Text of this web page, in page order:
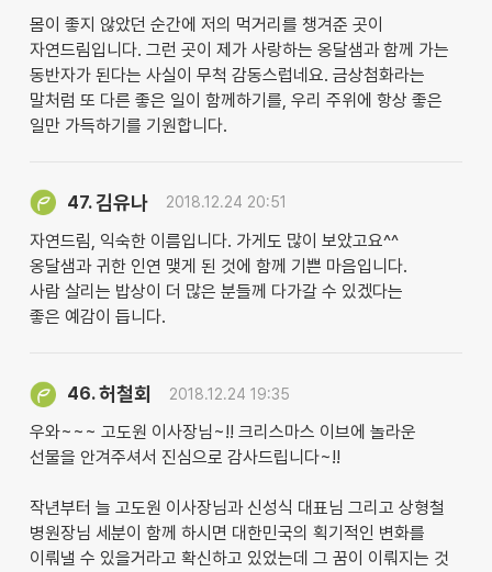
몸이 좋지 않았던 순간에 저의 먹거리를 챙겨준 곳이
자연드림입니다. 그런 곳이 제가 사랑하는 옹달샘과 함께 가는
동반자가 된다는 사실이 무척 감동스럽네요. 금상첨화라는
말처럼 또 다른 좋은 일이 함께하기를, 우리 주위에 항상 좋은
일만 가득하기를 기원합니다.
47.김유나 2018.12.24 20:51
자연드림, 익숙한 이름입니다. 가게도 많이 보았고요^^
옹달샘과 귀한 인연 맺게 된 것에 함께 기쁜 마음입니다.
사람 살리는 밥상이 더 많은 분들께 다가갈 수 있겠다는
좋은 예감이 듭니다.
46.허철회 2018.12.24 19:35
우와~~~ 고도원 이사장님~!! 크리스마스 이브에 놀라운
선물을 안겨주셔서 진심으로 감사드립니다~!!
작년부터 늘 고도원 이사장님과 신성식 대표님 그리고 상형철
병원장님 세분이 함께 하시면 대한민국의 획기적인 변화를
이뤄낼 수 있을거라고 확신하고 있었는데 그 꿈이 이뤄지는 것